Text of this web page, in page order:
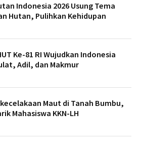
Indonesia 2026 Usung Tema
Hutan, Pulihkan Kehidupan
Ke-81 RI Wujudkan Indonesia
Adil, dan Makmur
Maut di Tanah Bumbu,
Mahasiswa KKN-LH